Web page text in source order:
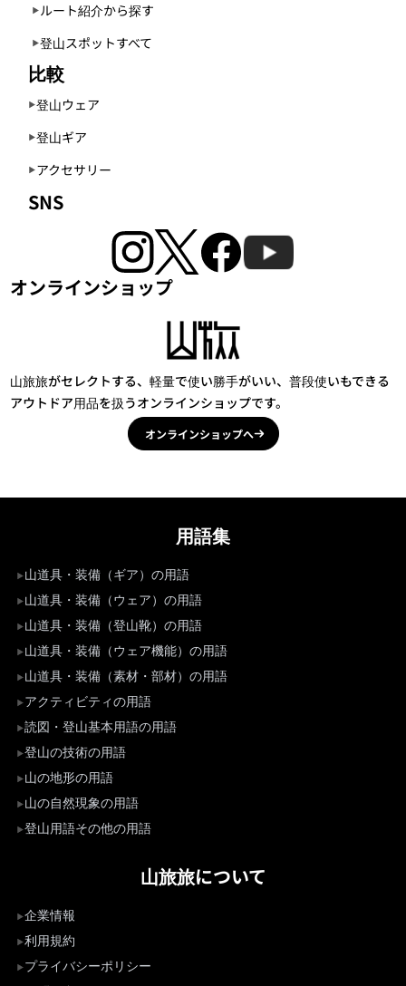
ルート紹介から探す
登山スポットすべて
比較
登山ウェア
登山ギア
アクセサリー
SNS
オンラインショップ
山旅旅がセレクトする、軽量で使い勝手がいい、普段使いもできる
アウトドア用品を扱うオンラインショップです。
オンラインショップへ
用語集
山道具・装備（ギア）の用語
山道具・装備（ウェア）の用語
山道具・装備（登山靴）の用語
山道具・装備（ウェア機能）の用語
山道具・装備（素材・部材）の用語
アクティビティの用語
読図・登山基本用語の用語
登山の技術の用語
山の地形の用語
山の自然現象の用語
登山用語その他の用語
山旅旅について
企業情報
利用規約
プライバシーポリシー